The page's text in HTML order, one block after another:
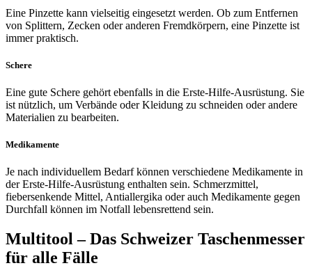
Eine Pinzette kann vielseitig eingesetzt werden. Ob zum Entfernen
von Splittern, Zecken oder anderen Fremdkörpern, eine Pinzette ist
immer praktisch.
Schere
Eine gute Schere gehört ebenfalls in die Erste-Hilfe-Ausrüstung. Sie
ist nützlich, um Verbände oder Kleidung zu schneiden oder andere
Materialien zu bearbeiten.
Medikamente
Je nach individuellem Bedarf können verschiedene Medikamente in
der Erste-Hilfe-Ausrüstung enthalten sein. Schmerzmittel,
fiebersenkende Mittel, Antiallergika oder auch Medikamente gegen
Durchfall können im Notfall lebensrettend sein.
Multitool – Das Schweizer Taschenmesser
für alle Fälle